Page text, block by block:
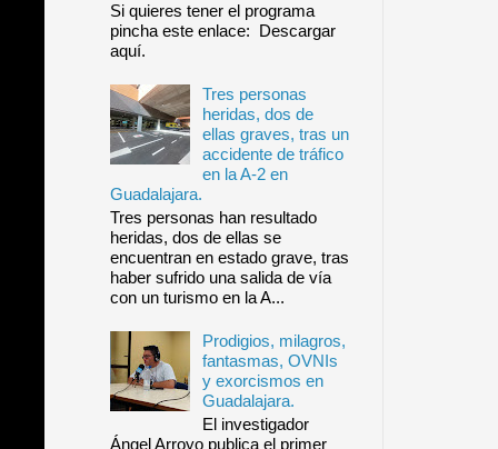
Si quieres tener el programa
pincha este enlace: Descargar
aquí.
Tres personas
heridas, dos de
ellas graves, tras un
accidente de tráfico
en la A-2 en
Guadalajara.
Tres personas han resultado
heridas, dos de ellas se
encuentran en estado grave, tras
haber sufrido una salida de vía
con un turismo en la A...
Prodigios, milagros,
fantasmas, OVNIs
y exorcismos en
Guadalajara.
El investigador
Ángel Arroyo publica el primer